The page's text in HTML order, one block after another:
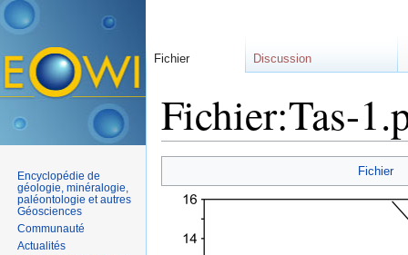
Fichier:Tas-
Fichier
Fichier Discussion
Encyclopédie de
géologie, minéralogie,
paléontologie et autres
Géosciences
Communauté
Actualités